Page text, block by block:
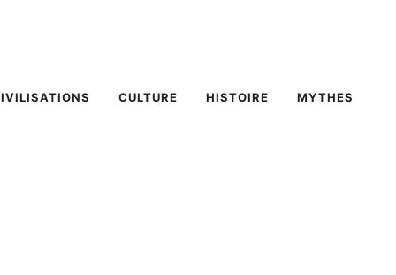
CULTURE HISTOIRE MYTHES